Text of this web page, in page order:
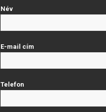
Név
E-mail cím
Telefon